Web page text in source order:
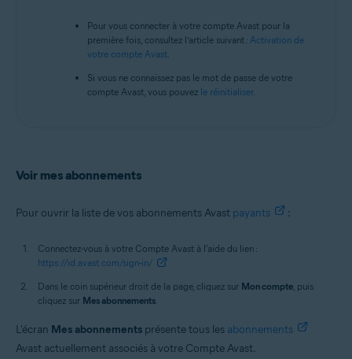
Pour vous connecter à votre compte Avast pour la
première fois, consultez l’article suivant : Activation de
votre compte Avast.
Si vous ne connaissez pas le mot de passe de votre
compte Avast, vous pouvez le réinitialiser.
Voir mes abonnements
Pour ouvrir la liste de vos abonnements Avast payants :
Connectez-vous à votre Compte Avast à l'aide du lien :
https://id.avast.com/sign-in/
Dans le coin supérieur droit de la page, cliquez sur Mon compte, puis
cliquez sur Mes abonnements.
L'écran Mes abonnements présente tous les abonnements
Avast actuellement associés à votre Compte Avast.